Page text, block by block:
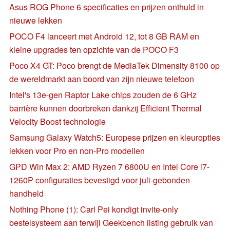
Asus ROG Phone 6 specificaties en prijzen onthuld in
nieuwe lekken
POCO F4 lanceert met Android 12, tot 8 GB RAM en
kleine upgrades ten opzichte van de POCO F3
Poco X4 GT: Poco brengt de MediaTek Dimensity 8100 op
de wereldmarkt aan boord van zijn nieuwe telefoon
Intel's 13e-gen Raptor Lake chips zouden de 6 GHz
barrière kunnen doorbreken dankzij Efficient Thermal
Velocity Boost technologie
Samsung Galaxy Watch5: Europese prijzen en kleuropties
lekken voor Pro en non-Pro modellen
GPD Win Max 2: AMD Ryzen 7 6800U en Intel Core i7-
1260P configuraties bevestigd voor juli-gebonden
handheld
Nothing Phone (1): Carl Pei kondigt invite-only
bestelsysteem aan terwijl Geekbench listing gebruik van